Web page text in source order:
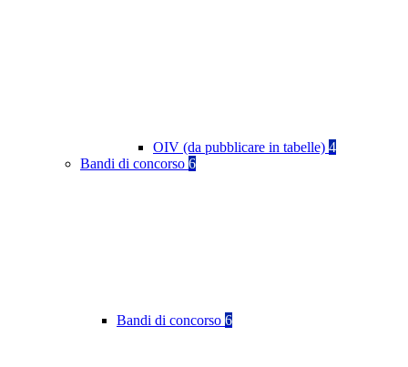
OIV (da pubblicare in tabelle) 4
Bandi di concorso 6
Bandi di concorso 6